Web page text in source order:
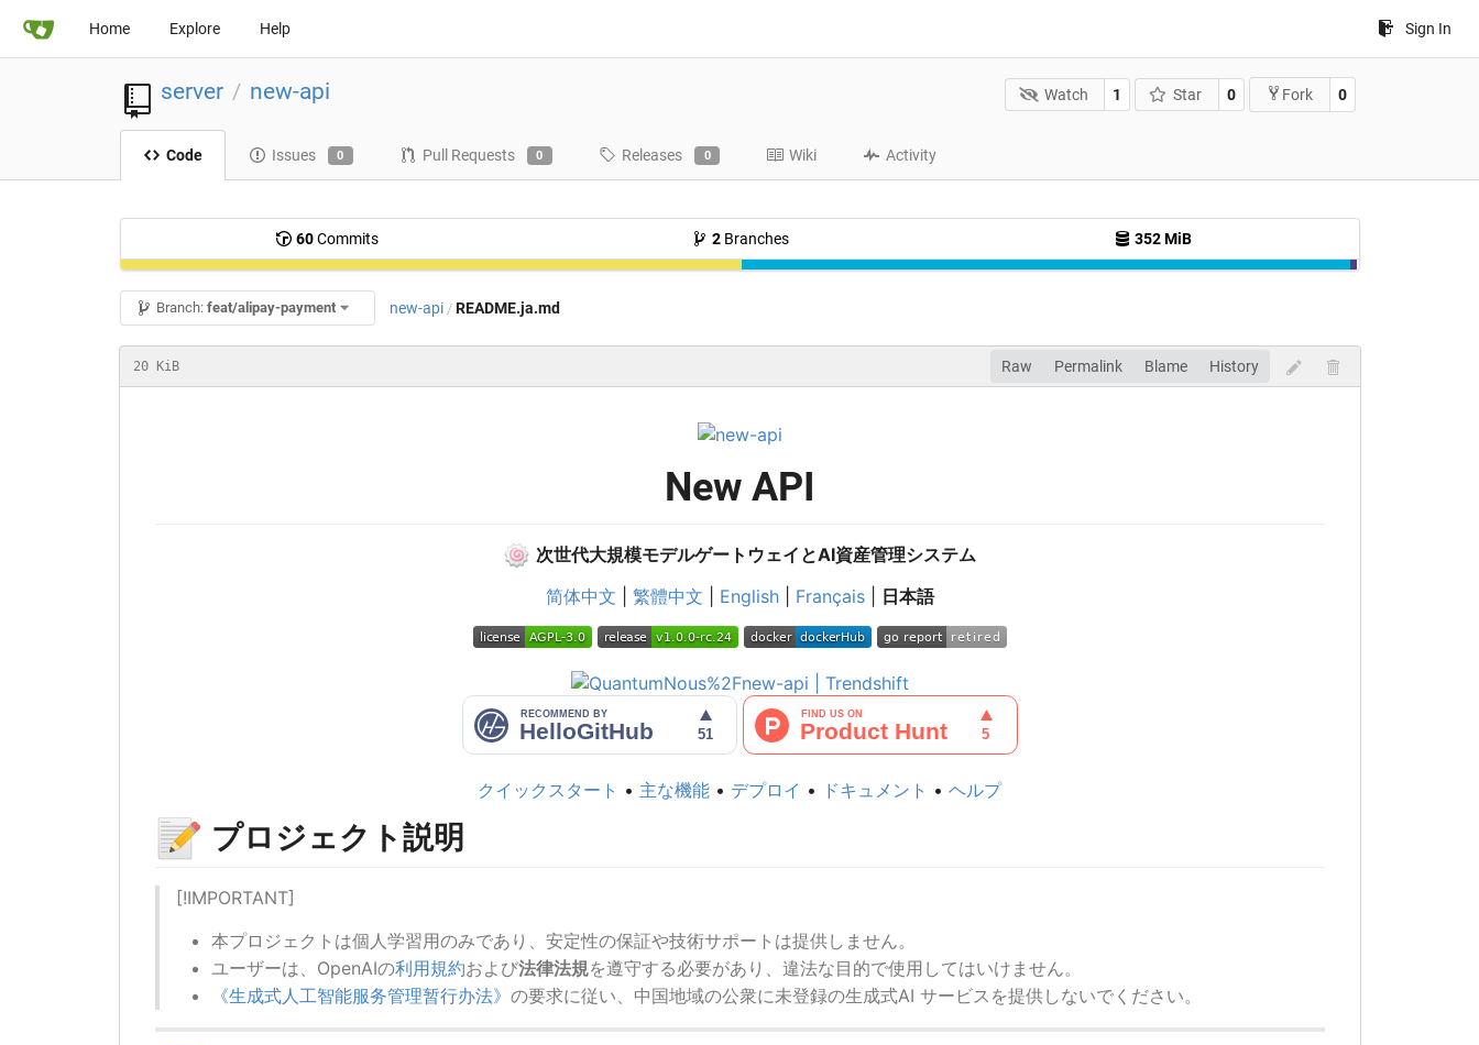
Home Explore Help Sign In
server / new-api Watch 1 Star 0 Fork 0
Code Issues 0 Pull Requests 0 Releases 0 Wiki Activity
60Commits 2Branches 352 MiB
Branch:feat/alipay-payment new-api / README.ja.md
20 KiB Raw Permalink Blame History
New API
🍥 次世代大規模モデルゲートウェイとAI資産管理システム
简体中文
繁體中文 English| Français| 日本語
クイックスタート • 主な機能 • デプロイ • ドキュメント • ヘルプ
📝 プロジェクト説明
[!IMPORTANT]
本プロジェクトは個人学習用のみであり、安定性の保証や技術サポートは提供しません。
ユーザーは、OpenAIの利用規約および法律法規を遵守する必要があり、違法な目的で使用してはいけません。
《生成式人工智能服务管理暂行办法》 の要求に従い、中国地域の公衆に未登録の生成式AI サービスを提供しないでください。